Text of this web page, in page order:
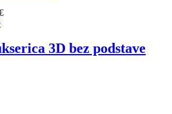
Raspon
33,00 €
do
3D bez podstave